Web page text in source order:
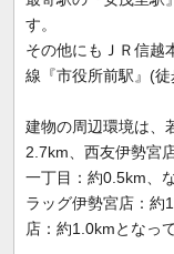
す。
その他にもＪＲ信越
線『市役所前駅』(徒
建物の周辺環境は、
2.7km、西友伊勢宮
一丁目：約0.5km、
ラッグ伊勢宮店：約
店：約1.0kmとなっ